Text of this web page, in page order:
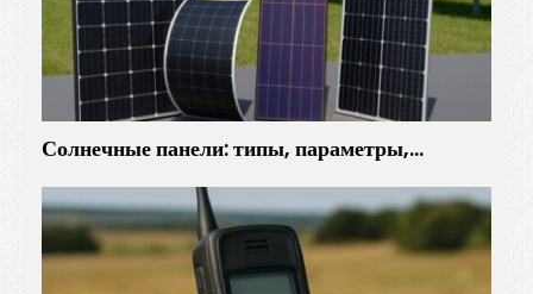
Солнечные панели: типы, параметры,…